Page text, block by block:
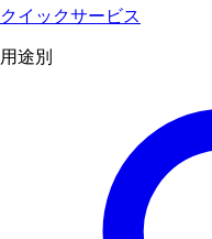
クイックサービス
用途別